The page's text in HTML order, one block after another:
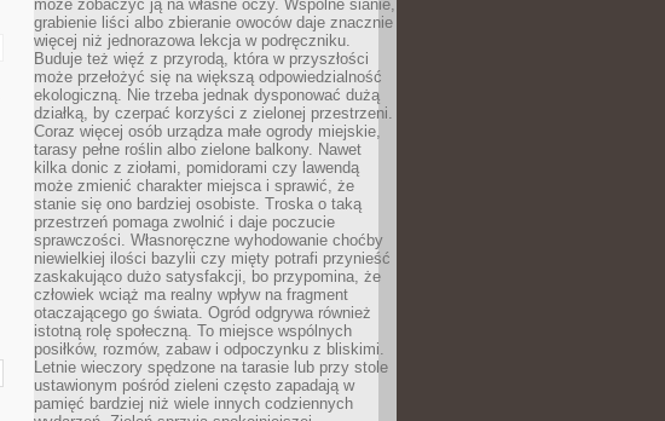
może zobaczyć ją na własne oczy. Wspólne sianie,
grabienie liści albo zbieranie owoców daje znacznie
więcej niż jednorazowa lekcja w podręczniku.
Buduje też więź z przyrodą, która w przyszłości
może przełożyć się na większą odpowiedzialność
ekologiczną. Nie trzeba jednak dysponować dużą
działką, by czerpać korzyści z zielonej przestrzeni.
Coraz więcej osób urządza małe ogrody miejskie,
tarasy pełne roślin albo zielone balkony. Nawet
kilka donic z ziołami, pomidorami czy lawendą
może zmienić charakter miejsca i sprawić, że
stanie się ono bardziej osobiste. Troska o taką
przestrzeń pomaga zwolnić i daje poczucie
sprawczości. Własnoręczne wyhodowanie choćby
niewielkiej ilości bazylii czy mięty potrafi przynieść
zaskakująco dużo satysfakcji, bo przypomina, że
człowiek wciąż ma realny wpływ na fragment
otaczającego go świata. Ogród odgrywa również
istotną rolę społeczną. To miejsce wspólnych
posiłków, rozmów, zabaw i odpoczynku z bliskimi.
Letnie wieczory spędzone na tarasie lub przy stole
ustawionym pośród zieleni często zapadają w
pamięć bardziej niż wiele innych codziennych